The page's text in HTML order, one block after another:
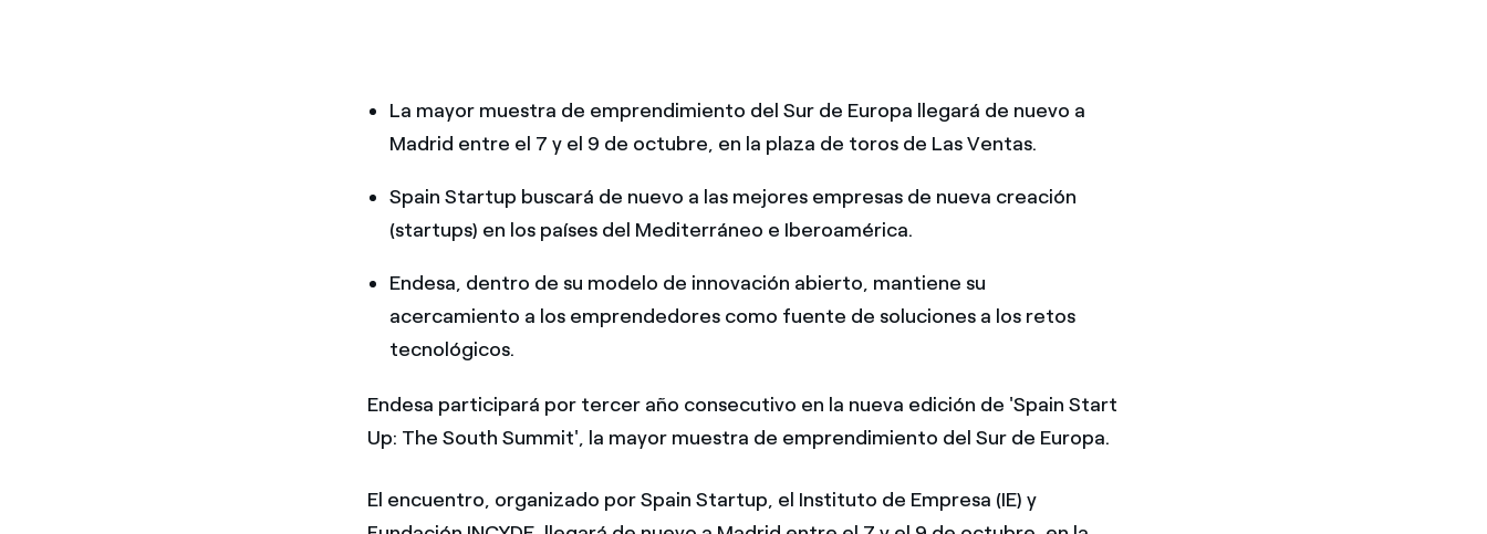
La mayor muestra de emprendimiento del Sur de Europa llegará de nuevo a
Madrid entre el 7 y el 9 de octubre, en la plaza de toros de Las Ventas.
Spain Startup buscará de nuevo a las mejores empresas de nueva creación
(startups) en los países del Mediterráneo e Iberoamérica.
Endesa, dentro de su modelo de innovación abierto, mantiene su
acercamiento a los emprendedores como fuente de soluciones a los retos
tecnológicos.
Endesa participará por tercer año consecutivo en la nueva edición de 'Spain Start
Up: The South Summit', la mayor muestra de emprendimiento del Sur de Europa.
El encuentro, organizado por Spain Startup, el Instituto de Empresa (IE) y